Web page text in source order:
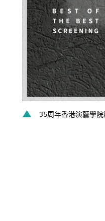
35周年香港演藝學